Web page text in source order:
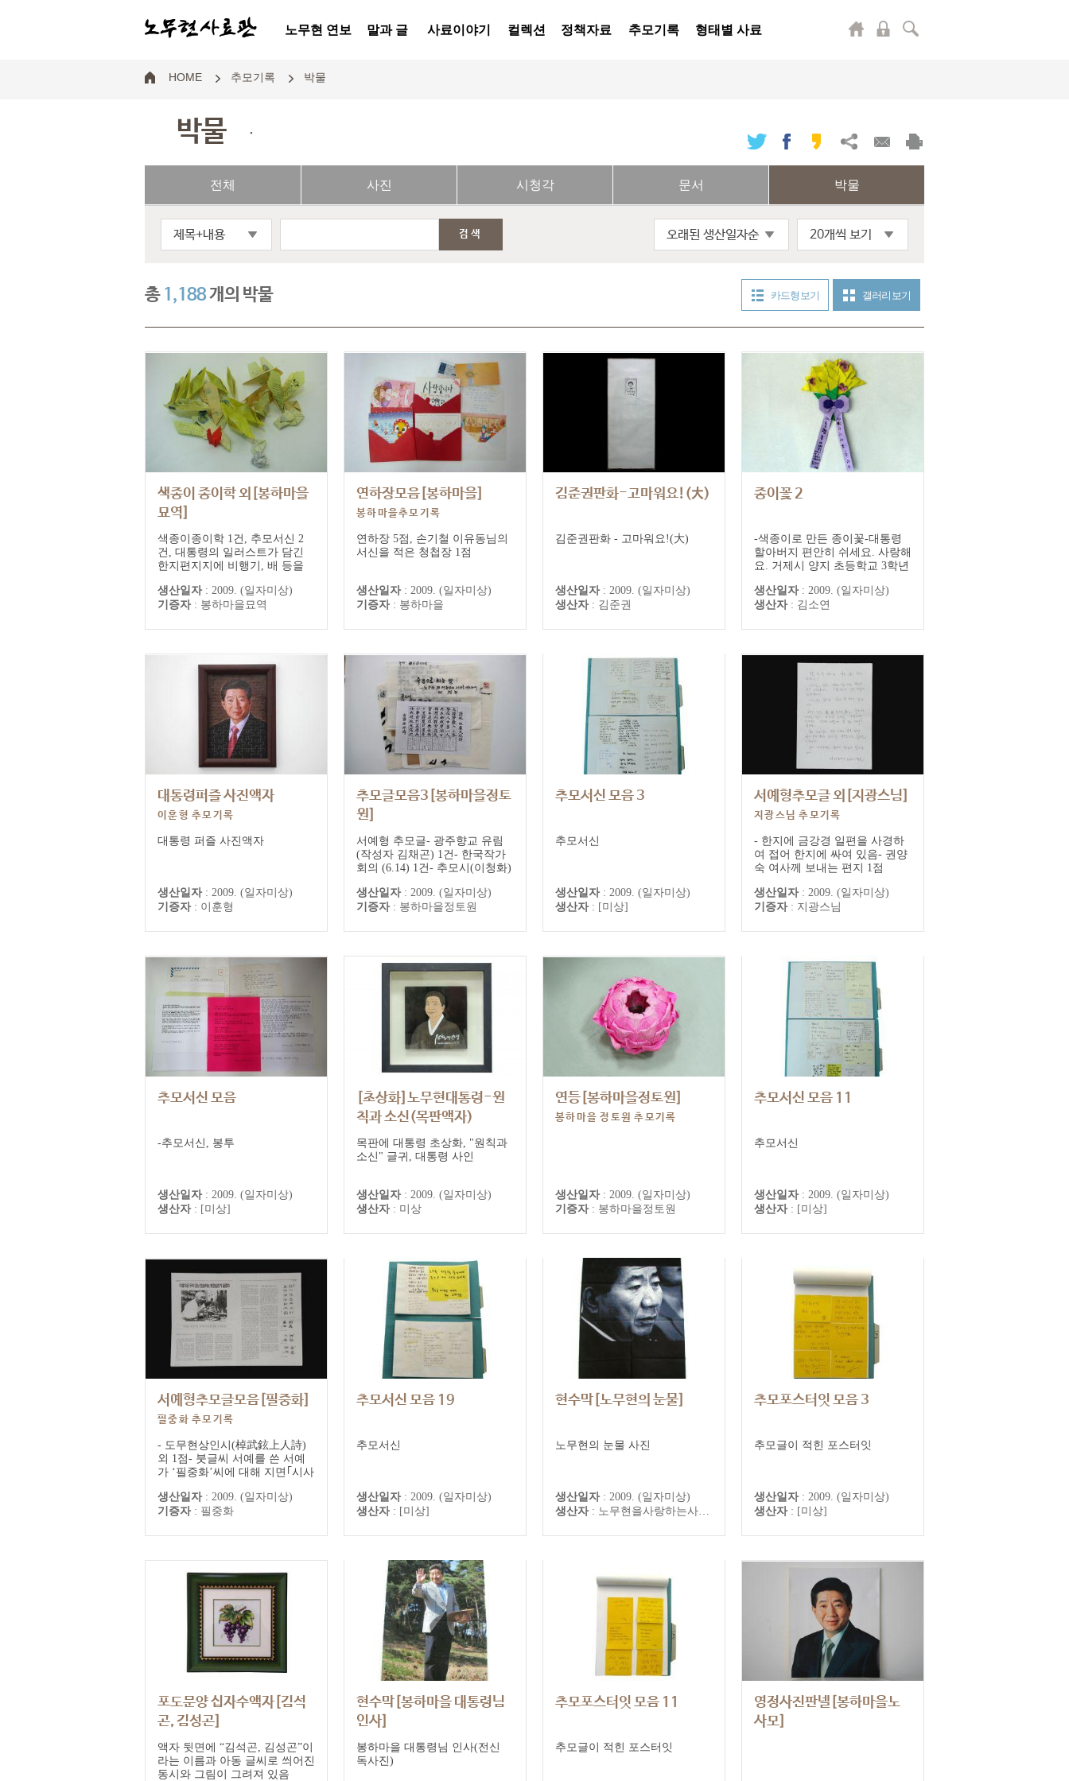
노무현 연보 말과 글 사료이야기 컬렉션 정책자료 추모기록 형태별 사료
HOME 추모기록 박물
박물 .
전체 사진 시청각 문서 박물
제목+내용 검색 오래된 생산일자순 20개씩 보기
총1,188개의 박물 카드형 보기 갤러리 보기
색종이 종이학 외[봉하마을
묘역]
봉하마을묘역 추모기록
색종이종이학 1건, 추모서신 2
건, 대통령의 일러스트가 담긴
한지편지지에 비행기, 배 등을
생산일자 : 2009. (일자미상)
기증자 : 봉하마을묘역
연하장모음[봉하마을]
봉하마을추모기록
연하장 5점, 손기철 이유동님의
서신을 적은 청첩장 1점
생산일자 : 2009. (일자미상)
기증자 : 봉하마을
김준권판화-고마워요!(大)
김준권판화 - 고마워요!(大)
생산일자 : 2009. (일자미상)
생산자 : 김준권
종이꽃 2
-색종이로 만든 종이꽃-대통령
할아버지 편안히 쉬세요. 사랑해
요. 거제시 양지 초등학교 3학년
생산일자 : 2009. (일자미상)
생산자 : 김소연
대통령퍼즐 사진액자
이훈형 추모기록
대통령 퍼즐 사진액자
생산일자 : 2009. (일자미상)
기증자 : 이훈형
추모글모음3[봉하마을정토
원]
봉하마을 정토원 추모기록
서예형 추모글- 광주향교 유림
(작성자 김채곤) 1건- 한국작가
회의 (6.14) 1건- 추모시(이청화)
글(밀양, 손평기) 1건 : 한시형태
의 서예추모글과 A4에 한시의
생산일자 : 2009. (일자미상)
기증자 : 봉하마을정토원
추모서신 모음 3
추모서신
생산일자 : 2009. (일자미상)
생산자 : [미상]
서예형추모글 외[지광스님]
지광스님 추모기록
- 한지에 금강경 일편을 사경하
여 접어 한지에 싸여 있음- 권양
숙 여사께 보내는 편지 1점
생산일자 : 2009. (일자미상)
기증자 : 지광스님
추모서신 모음
-추모서신, 봉투
생산일자 : 2009. (일자미상)
생산자 : [미상]
[초상화]노무현대통령-원
칙과 소신(목판액자)
목판에 대통령 초상화, "원칙과
소신" 글귀, 대통령 사인
생산일자 : 2009. (일자미상)
생산자 : 미상
연등[봉하마을정토원]
봉하마을 정토원 추모기록
생산일자 : 2009. (일자미상)
기증자 : 봉하마을정토원
추모서신 모음 11
추모서신
생산일자 : 2009. (일자미상)
생산자 : [미상]
서예형추모글모음[필중화]
필중화 추모기록
- 도무현상인시(棹武鉉上人詩)
외 1점- 붓글씨 서예를 쓴 서예
가 ‘필중화’씨에 대해 지면｢시사
1점
생산일자 : 2009. (일자미상)
기증자 : 필중화
추모서신 모음 19
추모서신
생산일자 : 2009. (일자미상)
생산자 : [미상]
현수막[노무현의 눈물]
노무현의 눈물 사진
생산일자 : 2009. (일자미상)
생산자 : 노무현을사랑하는사람들의모임
추모포스터잇 모음 3
추모글이 적힌 포스터잇
생산일자 : 2009. (일자미상)
생산자 : [미상]
포도문양 십자수액자[김석
곤, 김성곤]
김석곤, 김성곤 추모기록
액자 뒷면에 “김석곤, 김성곤”이
라는 이름과 아동 글씨로 씌어진
동시와 그림이 그려져 있음
현수막[봉하마을 대통령님
인사]
봉하마을 대통령님 인사(전신
독사진)
추모포스터잇 모음 11
추모글이 적힌 포스터잇
영정사진판넬[봉하마을노
사모]